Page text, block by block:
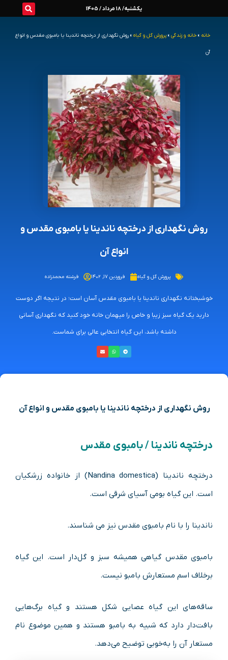
یکشنبه/ 18 مرداد / 1405
خانه » خانه و زندگی » پرورش گل و گیاه » روش نگهداری از درختچه ناندینا یا بامبوی مقدس و انواع
آن
روش نگهداری از درختچه ناندینا یا بامبوی مقدس و
انواع آن
پرورش گل و گیاه فروردین ۱۷, ۱۴۰۲ فرشته محمدزاده
خوشبختانه نگهداری ناندینا یا بامبوی مقدس آسان است؛ در نتیجه اگر دوست
دارید یک گیاه سبز زیبا و خاص را میهمان خانه خود کنید که نگهداری آسانی
داشته باشد، این گیاه انتخابی عالی برای شماست.
روش نگهداری از درختچه ناندینا یا بامبوی مقدس و انواع آن
درختچه ناندینا / بامبوی مقدس
درختچه ناندینا (Nandina domestica) از خانواده زرشکیان
است. این گیاه بومی آسیای شرقی است.
ناندینا را با نام بامبوی مقدس نیز می شناسند.
بامبوی مقدس گیاهی همیشه سبز و گل‌دار است. این گیاه
برخلاف اسم مستعارش بامبو نیست.
ساقه‌های این گیاه عصایی شکل هستند و گیاه برگ‌هایی
بافت‌دار دارد که شبیه به بامبو هستند و همین موضوع نام
مستعار آن را به‌خوبی توضیح می‌دهد.